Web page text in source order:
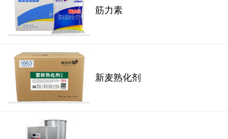
筋力素
新麦熟化剂